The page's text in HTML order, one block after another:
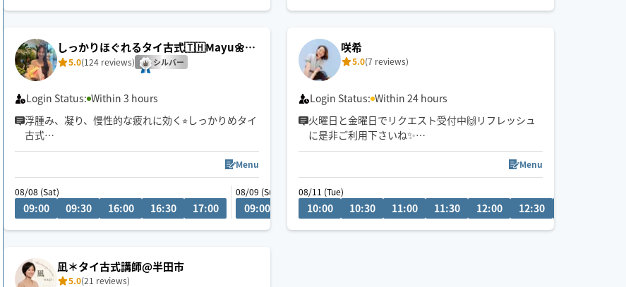
足の浮腫み
末端冷え性
お客様の身体に合った施術でメニューをご提案させ
て頂きます👏
小さなお子さまやペットが居るお宅も歓迎です🐶😺
※他店舗での勤務もあり、施術中は返信や承諾が遅
くなりますのでご了承ください🙇
しっかりほぐれるタイ古式🇹🇭Mayu🌼En
glish ok!
5.0(124 reviews) シルバー
Login Status: Within 3 hours
浮腫み、凝り、慢性的な疲れに効く⭐︎しっかりめタイ
古式
日々頑張る自分へのご褒美に、お仕事や家事の隙間
時間にセルフケアのお手伝いさせてください🌿
お客様に合わせた居心地の良い空間づくりを心がけ
ています☺️
とがあります🙏
Menu
08/08 (Sat)
09:00 09:30 16:00 16:30 17:00
08/09 (Sun)
09:00 09:30 10:00 10:30 11:00 11:30 12:00
咲希
5.0(7 reviews)
Login Status: Within 24 hours
火曜日と金曜日でリクエスト受付中🙌リフレッシュ
に是非ご利用下さいね✨
肩こり🍀腰痛🍀眼精疲労🍀足つぼ🐾オイルトリート
🚃移動です✨
リクエストお待ちしております(*^^*)
Menu
08/11 (Tue)
10:00 10:30 11:00 11:30 12:00 12:30
凪＊タイ古式講師@半田市
5.0(21 reviews)